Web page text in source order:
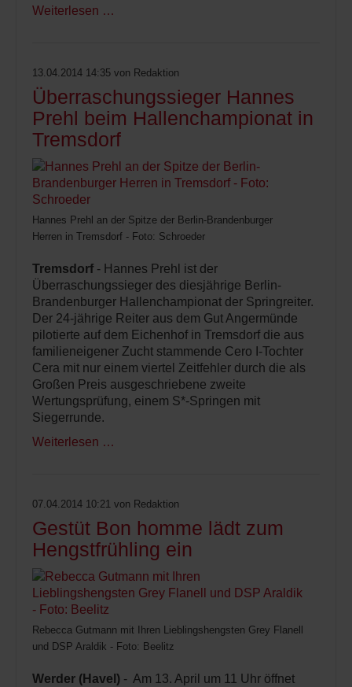
Weiterlesen …
13.04.2014 14:35 von Redaktion
Überraschungssieger Hannes
Prehl beim Hallenchampionat in
Tremsdorf
Hannes Prehl an der Spitze der Berlin-Brandenburger
Herren in Tremsdorf - Foto: Schroeder
Tremsdorf - Hannes Prehl ist der
Überraschungssieger des diesjährige Berlin-
Brandenburger Hallenchampionat der Springreiter.
Der 24-jährige Reiter aus dem Gut Angermünde
pilotierte auf dem Eichenhof in Tremsdorf die aus
familieneigener Zucht stammende Cero I-Tochter
Cera mit nur einem viertel Zeitfehler durch die als
Großen Preis ausgeschriebene zweite
Wertungsprüfung, einem S*-Springen mit
Siegerrunde.
Weiterlesen …
07.04.2014 10:21 von Redaktion
Gestüt Bon homme lädt zum
Hengstfrühling ein
Rebecca Gutmann mit Ihren Lieblingshengsten Grey Flanell
und DSP Araldik - Foto: Beelitz
Werder (Havel) - Am 13. April um 11 Uhr öffnet